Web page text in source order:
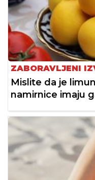
ZABORAVLJENI
Mislite da je
namirnice imaju